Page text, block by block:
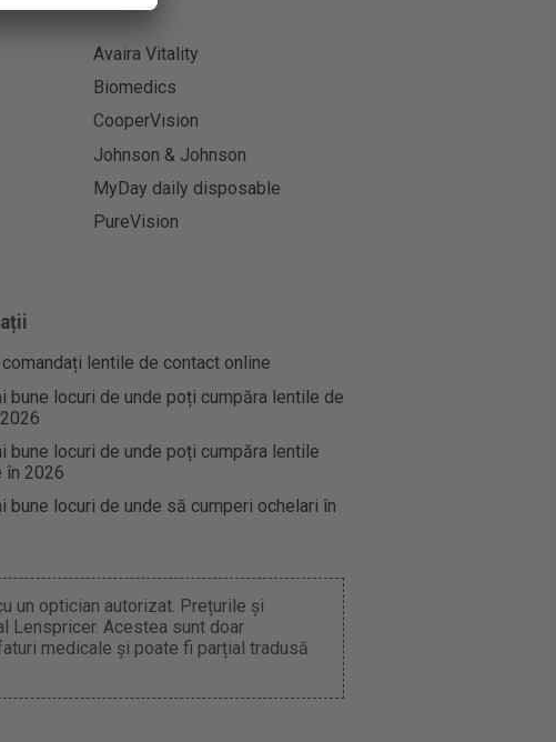
Avaira Vitality
Biomedics
CooperVision
Johnson & Johnson
MyDay daily disposable
PureVision
lentile de contact online
bune locuri de unde poți cumpăra lentile de
bune locuri de unde poți cumpăra lentile
în 2026
bune locuri de unde să cumperi ochelari în
un optician autorizat. Prețurile și
Lenspricer. Acestea sunt doar
medicale și poate fi parțial tradusă